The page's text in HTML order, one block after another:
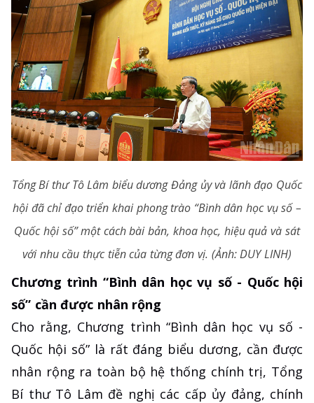
Tổng Bí thư Tô Lâm biểu dương Đảng ủy và lãnh đạo Quốc
hội đã chỉ đạo triển khai phong trào “Bình dân học vụ số –
Quốc hội số” một cách bài bản, khoa học, hiệu quả và sát
với nhu cầu thực tiễn của từng đơn vị. (Ảnh: DUY LINH)
Chương trình “Bình dân học vụ số - Quốc hội
số” cần được nhân rộng
Cho rằng, Chương trình “Bình dân học vụ số -
Quốc hội số” là rất đáng biểu dương, cần được
nhân rộng ra toàn bộ hệ thống chính trị, Tổng
Bí thư Tô Lâm đề nghị các cấp ủy đảng, chính